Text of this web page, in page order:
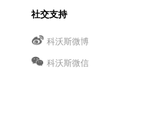
社交支持
科沃斯微博
科沃斯微信